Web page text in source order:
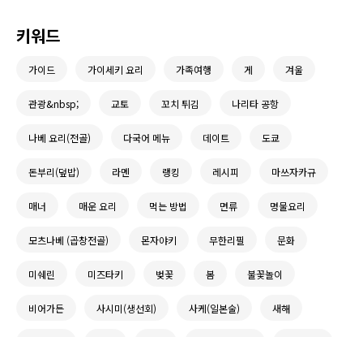
키워드
가이드 가이세키 요리 가족여행 게 겨울
관광&nbsp; 교토 꼬치 튀김 나리타 공항
나베 요리(전골) 다국어 메뉴 데이트 도쿄
돈부리(덮밥) 라멘 랭킹 레시피 마쓰자카규
매너 매운 요리 먹는 방법 면류 명물요리
모츠나베 (곱창전골) 몬자야키 무한리필 문화
미쉐린 미즈타키 벚꽃 봄 불꽃놀이
비어가든 사시미(생선회) 사케(일본술) 새해